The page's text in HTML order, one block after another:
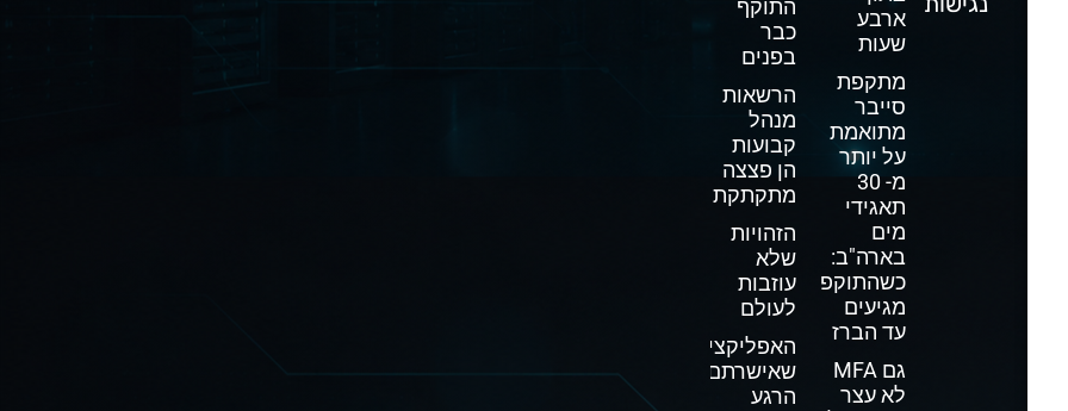
ארבע
שעות
מתקפת
סייבר
מתואמת
על יותר
מ- 30
תאגידי
מים
בארה"ב:
כשהתוקפים
מגיעים
עד הברז
גם MFA
לא עצר
התוקף
כבר
בפנים
הרשאות
מנהל
קבועות
הן פצצה
מתקתקת
הזהויות
שלא
עוזבות
לעולם
האפליקציה
שאישרתם
הרגע